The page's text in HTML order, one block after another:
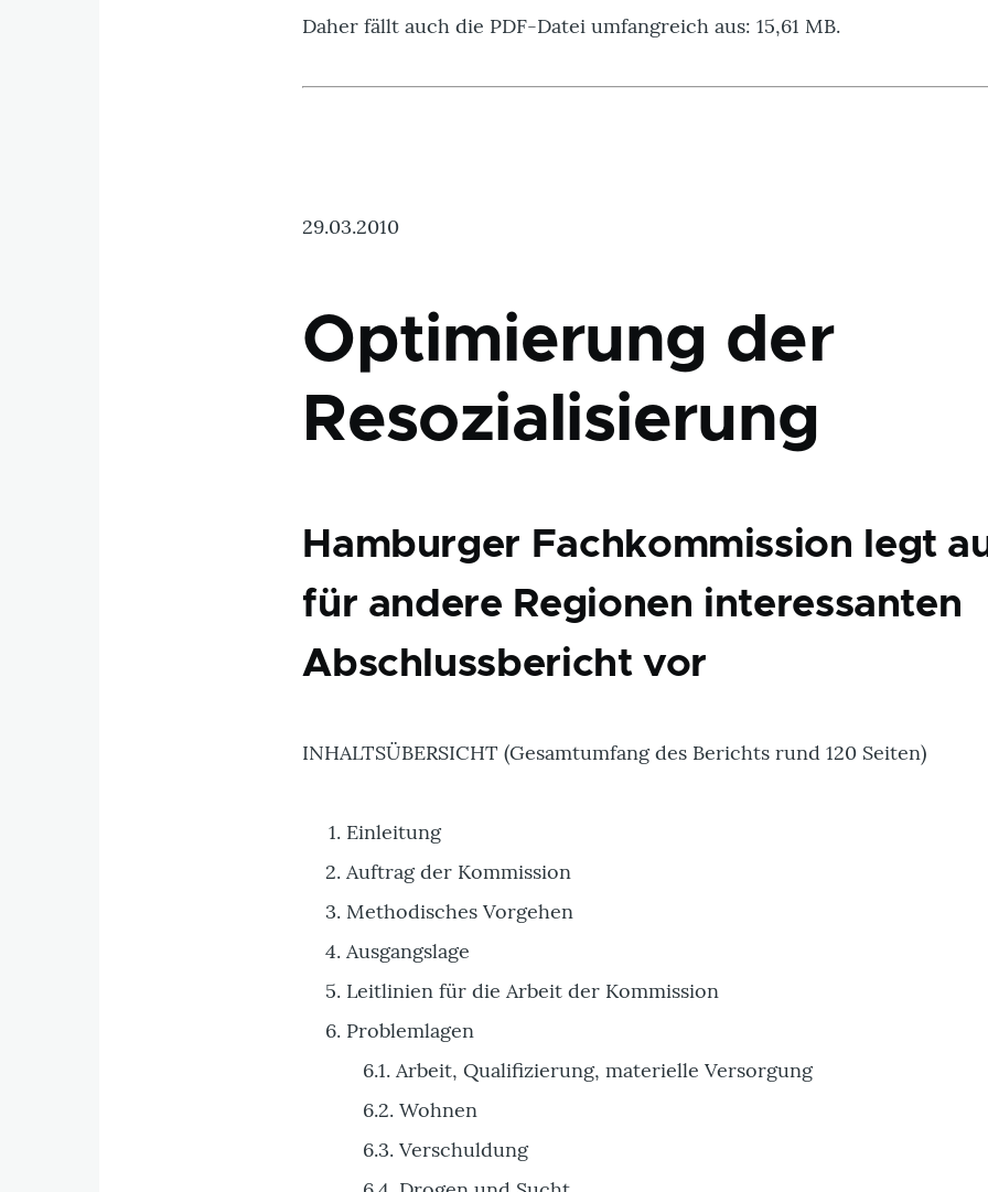
Daher fällt auch die PDF-Datei umfangreich aus: 15,61 MB.
29.03.2010
Optimierung der
Resozialisierung
Hamburger Fachkommission legt
für andere Regionen interessanten
Abschlussbericht vor
INHALTSÜBERSICHT (Gesamtumfang des Berichts rund 120 Seiten)
Einleitung
Auftrag der Kommission
Methodisches Vorgehen
Ausgangslage
Leitlinien für die Arbeit der Kommission
Problemlagen
6.1. Arbeit, Qualifizierung, materielle Versorgung
6.2. Wohnen
6.3. Verschuldung